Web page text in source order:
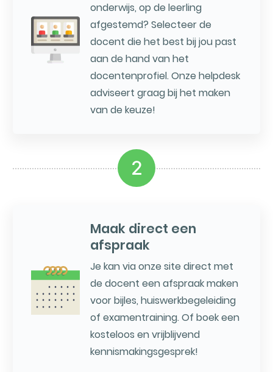
onderwijs, op de leerling
afgestemd? Selecteer de
docent die het best bij jou past
aan de hand van het
docentenprofiel. Onze helpdesk
adviseert graag bij het maken
van de keuze!
2
Maak direct een
afspraak
Je kan via onze site direct met
de docent een afspraak maken
voor bijles, huiswerkbegeleiding
of examentraining. Of boek een
kosteloos en vrijblijvend
kennismakingsgesprek!